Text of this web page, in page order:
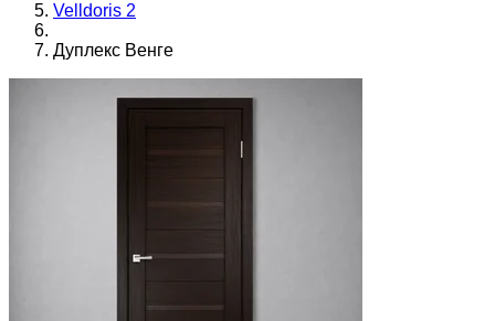
Velldoris 2
Дуплекс Венге